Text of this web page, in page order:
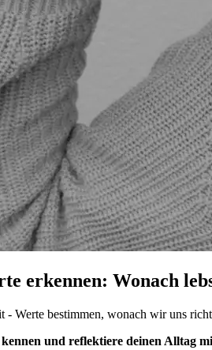
erkennen: Wonach
- Werte bestimmen, wonach wir uns
kennen und reflektiere deinen Alltag